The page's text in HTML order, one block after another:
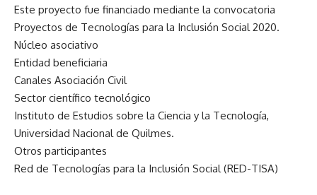
Este proyecto fue financiado mediante la convocatoria
Proyectos de Tecnologías para la Inclusión Social 2020.
Núcleo asociativo
Entidad beneficiaria
Canales Asociación Civil
Sector científico tecnológico
Instituto de Estudios sobre la Ciencia y la Tecnología,
Universidad Nacional de Quilmes.
Otros participantes
Red de Tecnologías para la Inclusión Social (RED-TISA)